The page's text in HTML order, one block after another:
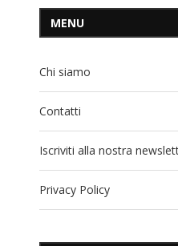
MENU
Chi siamo
Contatti
Iscriviti alla nostra
Privacy Policy